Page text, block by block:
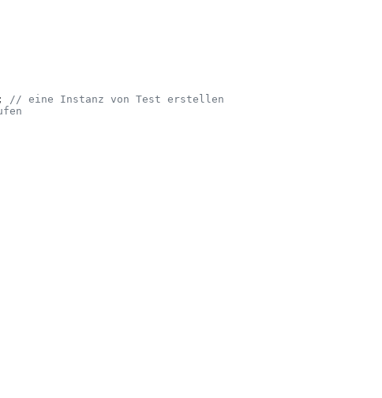
// eine Instanz von Test erstellen